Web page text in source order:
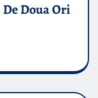
Doua Ori